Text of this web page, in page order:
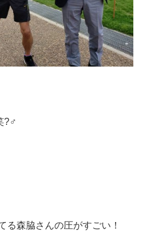
?‍♂️
る森脇さんの圧がすごい！